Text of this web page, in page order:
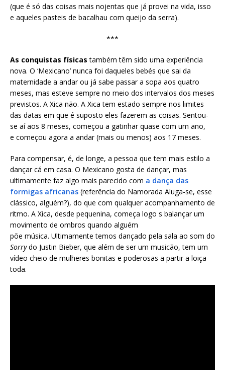
(que é só das coisas mais nojentas que já provei na vida, isso
e aqueles pasteis de bacalhau com queijo da serra).
***
As conquistas físicas também têm sido uma experiência
nova. O ‘Mexicano’ nunca foi daqueles bebés que sai da
maternidade a andar ou já sabe passar a sopa aos quatro
meses, mas esteve sempre no meio dos intervalos dos meses
previstos. A Xica não. A Xica tem estado sempre nos limites
das datas em que é suposto eles fazerem as coisas. Sentou-
se aí aos 8 meses, começou a gatinhar quase com um ano,
e começou agora a andar (mais ou menos) aos 17 meses.
Para compensar, é, de longe, a pessoa que tem mais estilo a
dançar cá em casa. O Mexicano gosta de dançar, mas
ultimamente faz algo mais parecido com a dança das
formigas africanas (referência do Namorada Aluga-se, esse
clássico, alguém?), do que com qualquer acompanhamento de
ritmo. A Xica, desde pequenina, começa logo s balançar um
movimento de ombros quando alguém
põe música. Ultimamente temos dançado pela sala ao som do
Sorrydo Justin Bieber, que além de ser um musicão, tem um
vídeo cheio de mulheres bonitas e poderosas a partir a loiça
toda.